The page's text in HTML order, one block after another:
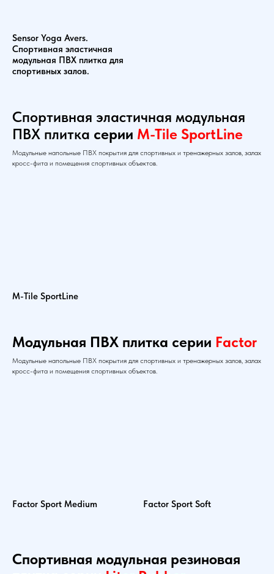
Sensor Yoga Avers.
Спортивная эластичная
модульная ПВХ плитка для
спортивных залов.
Спортивная эластичная модульная
ПВХ плитка серии M-Tile SportLine
Модульные напольные ПВХ покрытия для спортивных и тренажерных залов, залах
кросс-фита и помещения спортивных объектов.
M-Tile SportLine
Модульная ПВХ плитка серии Factor
Модульные напольные ПВХ покрытия для спортивных и тренажерных залов, залах
кросс-фита и помещения спортивных объектов.
Factor Sport Medium Factor Sport Soft
Спортивная модульная резиновая